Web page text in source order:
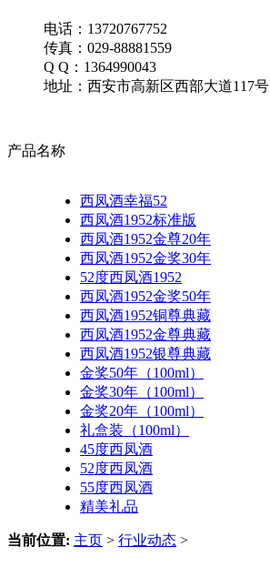
电话：13720767752
传真：029-88881559
Q Q：1364990043
地址：西安市高新区西部大道117号
产品名称
西凤酒幸福52
西凤酒1952标准版
西凤酒1952金尊20年
西凤酒1952金奖30年
52度西凤酒1952
西凤酒1952金奖50年
西凤酒1952铜尊典藏
西凤酒1952金尊典藏
西凤酒1952银尊典藏
金奖50年（100ml）
金奖30年（100ml）
金奖20年（100ml）
礼盒装（100ml）
45度西凤酒
52度西凤酒
55度西凤酒
精美礼品
当前位置: 主页 > 行业动态 >